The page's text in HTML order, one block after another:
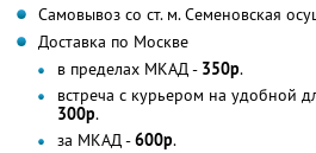
Самовывоз со ст. м. Семеновская
Доставка по Москве
в пределах МКАД - 350р.
встреча с курьером на удобной
300р.
за МКАД -600р.